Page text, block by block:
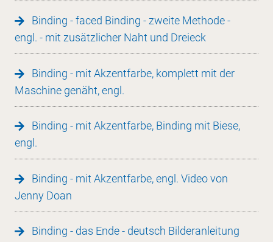
Binding - faced Binding - zweite Methode -
engl. - mit zusätzlicher Naht und Dreieck
Binding - mit Akzentfarbe, komplett mit der
Maschine genäht, engl.
Binding - mit Akzentfarbe, Binding mit Biese,
engl.
Binding - mit Akzentfarbe, engl. Video von
Jenny Doan
Binding - das Ende - deutsch Bilderanleitung